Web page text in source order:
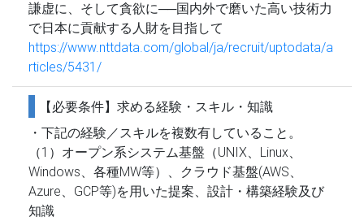
謙虚に、そして貪欲に──国内外で磨いた高い技術力
で日本に貢献する人財を目指して
https://www.nttdata.com/global/ja/recruit/uptodata/a
rticles/5431/
【必要条件】求める経験・スキル・知識
・下記の経験／スキルを複数有していること。
（1）オープン系システム基盤（UNIX、Linux、
Windows、各種MW等）、クラウド基盤(AWS、
Azure、GCP等)を用いた提案、設計・構築経験及び
知識